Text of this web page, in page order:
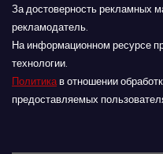
За достоверность рекламных
рекламодатель.
На информационном ресурсе
технологии.
Политикав отношении
предоставляемых